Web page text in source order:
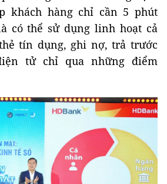
khách hàng chỉ cần 5 phút
có thể sử dụng linh hoạt cả
tín dụng, ghi nợ, trả trước
tử chỉ qua những điểm